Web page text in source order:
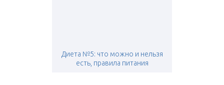
Диета №5: что можно и нельзя
есть, правила питания